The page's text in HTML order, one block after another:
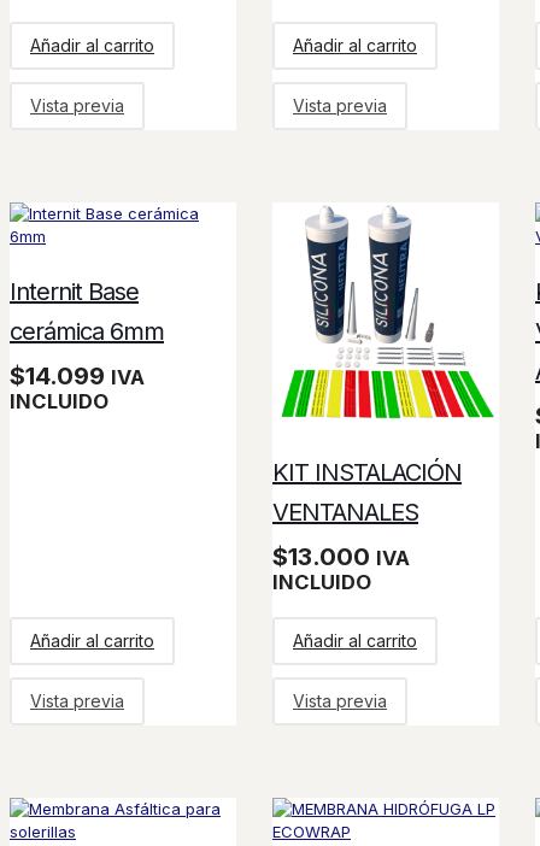
Añadir al carrito
Vista previa
Añadir al carrito
Vista previa
Internit Base
cerámica 6mm
$14.099 IVA
INCLUIDO
Añadir al carrito
Vista previa
KIT INSTALACIÓN
VENTANALES
$13.000 IVA
INCLUIDO
Añadir al carrito
Vista previa